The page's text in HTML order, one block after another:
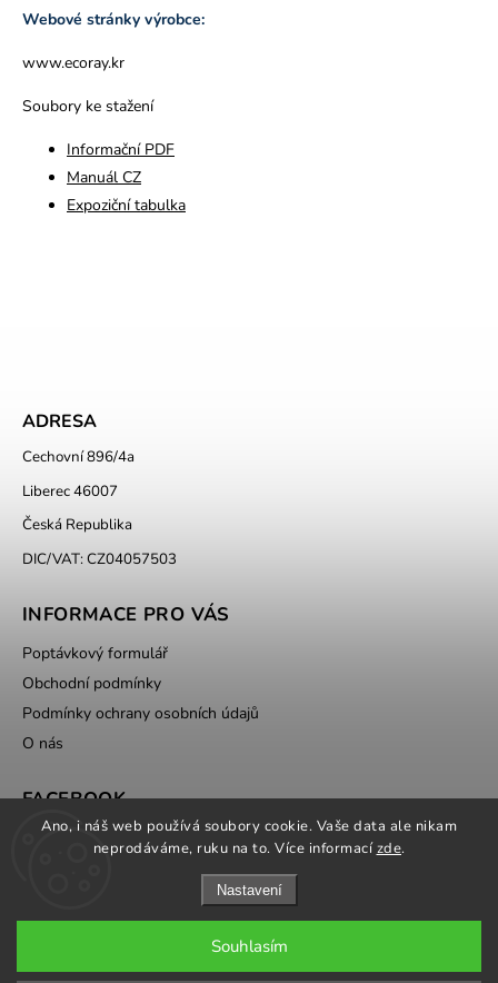
Ano, i náš web používá soubory cookie. Vaše data ale nikam
neprodáváme, ruku na to. Více informacízde.
Nastavení
Souhlasím
Webové stránky výrobce:
www.ecoray.kr
Soubory ke stažení
Informační PDF
Manuál CZ
Expoziční tabulka
ADRESA
Cechovní 896/4a
Liberec 46007
Česká Republika
DIC/VAT: CZ04057503
INFORMACE PRO VÁS
Poptávkový formulář
Obchodní podmínky
Podmínky ochrany osobních údajů
O nás
FACEBOOK